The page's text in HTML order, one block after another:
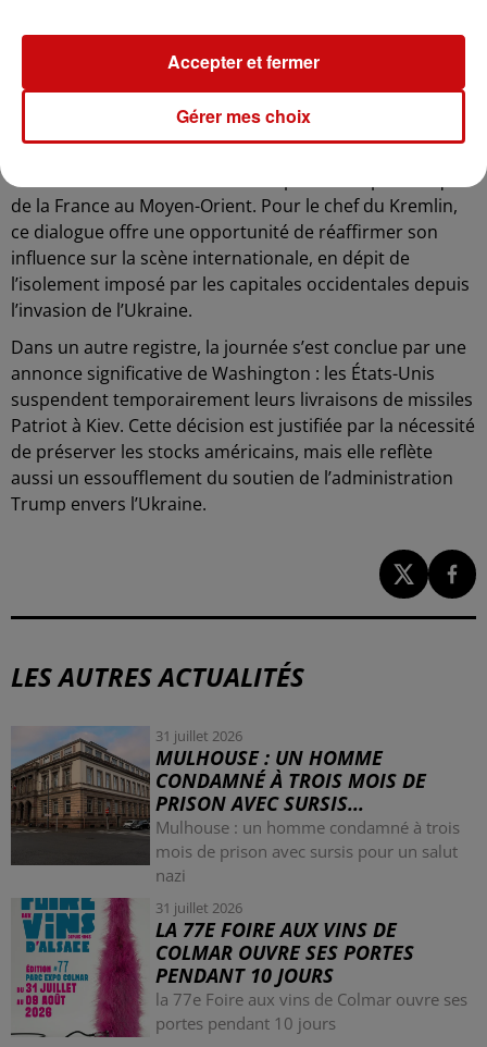
associés – qui aurait incité Emmanuel Macron à
reprendre contact avec Vladimir Poutine.
Ce geste du président français, qui s’est également
entretenu avec Volodymyr Zelensky après son appel
dans une volonté de renforcer la position diplomatique
de la France au Moyen-Orient. Pour le chef du Kremlin,
ce dialogue offre une opportunité de réaffirmer son
influence sur la scène internationale, en dépit de
l’isolement imposé par les capitales occidentales depuis
l’invasion de l’Ukraine.
Dans un autre registre, la journée s’est conclue par une
annonce significative de Washington : les États-Unis
suspendent temporairement leurs livraisons de missiles
Patriot à Kiev. Cette décision est justifiée par la nécessité
de préserver les stocks américains, mais elle reflète
aussi un essoufflement du soutien de l’administration
Trump envers l’Ukraine.
LES AUTRES ACTUALITÉS
31 juillet 2026
MULHOUSE : UN HOMME
CONDAMNÉ À TROIS MOIS DE
PRISON AVEC SURSIS...
Mulhouse : un homme condamné à trois
mois de prison avec sursis pour un salut
nazi
31 juillet 2026
LA 77E FOIRE AUX VINS DE
COLMAR OUVRE SES PORTES
PENDANT 10 JOURS
la 77e Foire aux vins de Colmar ouvre ses
portes pendant 10 jours
Gérer mes choix
Accepter et fermer